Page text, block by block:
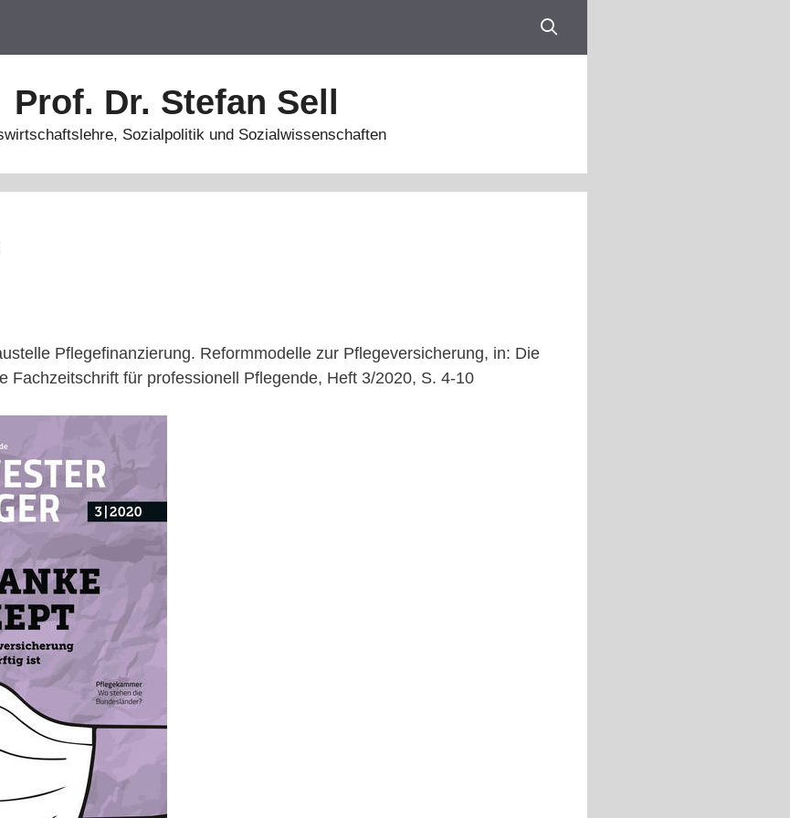
Prof. Dr. Stefan Sell
Sozialpolitik und Sozialwissenschaften
Pflegefinanzierung. Reformmodelle zur Pflegeversicherung, in: Die
Fachzeitschrift für professionell Pflegende, Heft 3/2020, S. 4-10